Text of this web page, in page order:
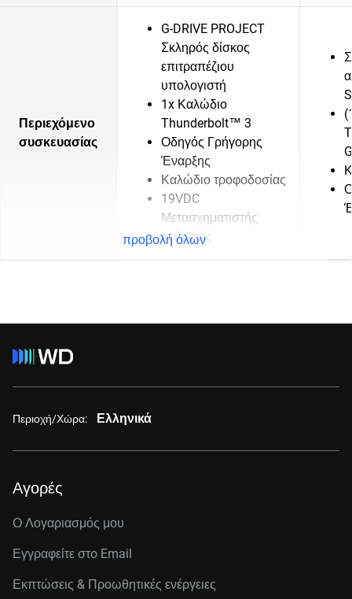
Περιεχόμενο
συσκευασίας
G-DRIVE PROJECT
Σκληρός δίσκος
επιτραπέζιου
υπολογιστή
1x Καλώδιο
Thunderbolt™ 3
Οδηγός Γρήγορης
Έναρξης
Καλώδιο τροφοδοσίας
19VDC
Μετασχηματιστής
ρεύματος
προβολή όλων
Περιοχή/Χώρα: Ελληνικά
Αγορές
Ο Λογαριασμός μου
Εγγραφείτε στo Email
Εκπτώσεις & Προωθητικές ενέργειες